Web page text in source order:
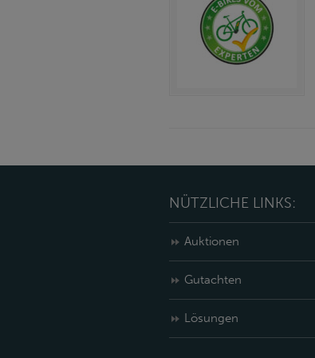
NÜTZLICHE LINKS:
Auktionen
Gutachten
Lösungen